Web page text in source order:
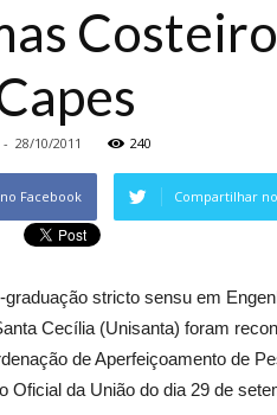
- 28/10/2011 240
Facebook Compartilhar
stricto sensu em
Cecília (Unisanta) foram
de Aperfeiçoamento de
Oficial da União do dia 29 de